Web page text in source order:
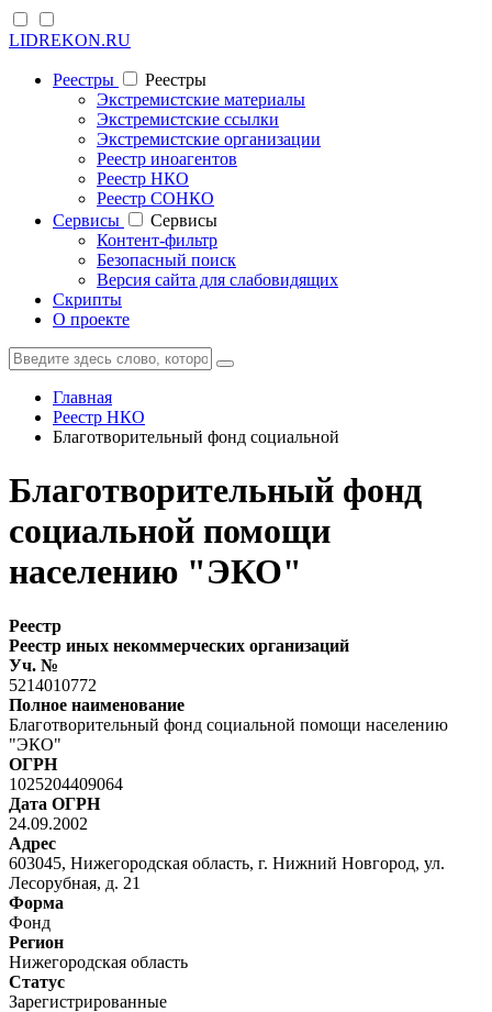
LIDREKON.RU
Реестры
Реестры
Экстремистские материалы
Экстремистские ссылки
Экстремистские организации
Реестр иноагентов
Реестр НКО
Реестр СОНКО
Cервисы
Cервисы
Контент-фильтр
Безопасный поиск
Версия сайта для слабовидящих
Скрипты
О проекте
Главная
Реестр НКО
Благотворительный фонд социальной
Благотворительный фонд
социальной помощи
населению "ЭКО"
Реестр
Реестр иных некоммерческих организаций
Уч. №
5214010772
Полное наименование
Благотворительный фонд социальной помощи населению
"ЭКО"
ОГРН
1025204409064
Дата ОГРН
24.09.2002
Адрес
603045, Нижегородская область, г. Нижний Новгород, ул.
Лесорубная, д. 21
Форма
Фонд
Регион
Нижегородская область
Статус
Зарегистрированные